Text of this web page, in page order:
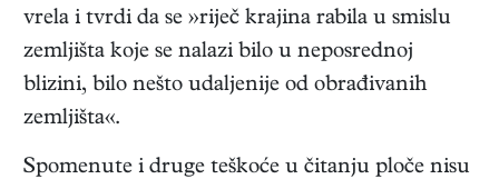
vrela i tvrdi da se »riječ krajina rabila u smislu
zemljišta koje se nalazi bilo u neposrednoj
blizini, bilo nešto udaljenije od obrađivanih
zemljišta«.
Spomenute i druge teškoće u čitanju ploče nisu